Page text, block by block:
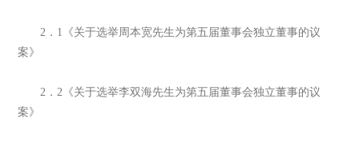
2．1《关于选举周本宽先生为第五届董事会独立董事的议
案》
2．2《关于选举李双海先生为第五届董事会独立董事的议
案》